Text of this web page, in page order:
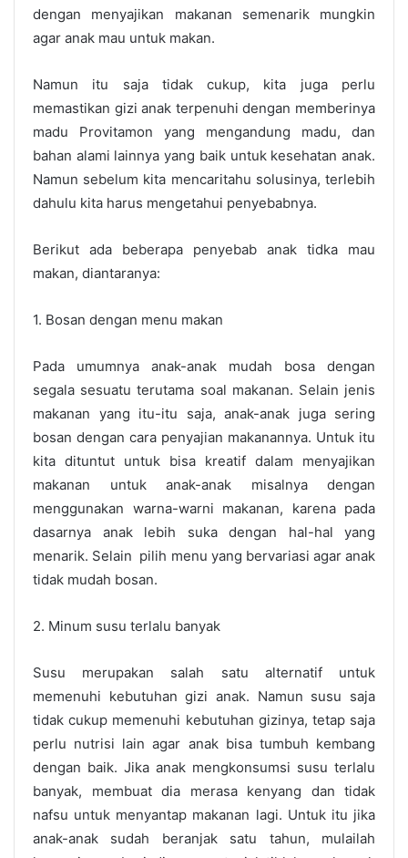
dengan menyajikan makanan semenarik mungkin
agar anak mau untuk makan.
Namun itu saja tidak cukup, kita juga perlu
memastikan gizi anak terpenuhi dengan memberinya
madu Provitamon yang mengandung madu, dan
bahan alami lainnya yang baik untuk kesehatan anak.
Namun sebelum kita mencaritahu solusinya, terlebih
dahulu kita harus mengetahui penyebabnya.
Berikut ada beberapa penyebab anak tidka mau
makan, diantaranya:
1. Bosan dengan menu makan
Pada umumnya anak-anak mudah bosa dengan
segala sesuatu terutama soal makanan. Selain jenis
makanan yang itu-itu saja, anak-anak juga sering
bosan dengan cara penyajian makanannya. Untuk itu
kita dituntut untuk bisa kreatif dalam menyajikan
makanan untuk anak-anak misalnya dengan
menggunakan warna-warni makanan, karena pada
dasarnya anak lebih suka dengan hal-hal yang
menarik. Selain pilih menu yang bervariasi agar anak
tidak mudah bosan.
2. Minum susu terlalu banyak
Susu merupakan salah satu alternatif untuk
memenuhi kebutuhan gizi anak. Namun susu saja
tidak cukup memenuhi kebutuhan gizinya, tetap saja
perlu nutrisi lain agar anak bisa tumbuh kembang
dengan baik. Jika anak mengkonsumsi susu terlalu
banyak, membuat dia merasa kenyang dan tidak
nafsu untuk menyantap makanan lagi. Untuk itu jika
anak-anak sudah beranjak satu tahun, mulailah